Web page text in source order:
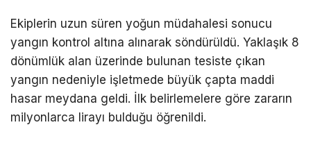
Ekiplerin uzun süren yoğun müdahalesi sonucu
yangın kontrol altına alınarak söndürüldü. Yaklaşık 8
dönümlük alan üzerinde bulunan tesiste çıkan
yangın nedeniyle işletmede büyük çapta maddi
hasar meydana geldi. İlk belirlemelere göre zararın
milyonlarca lirayı bulduğu öğrenildi.